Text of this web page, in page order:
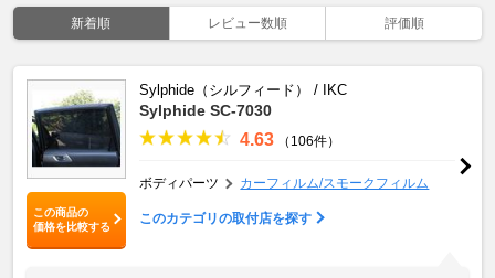
新着順 レビュー数順 評価順
この商品の
価格を比較する
Sylphide（シルフィード） / IKC
Sylphide SC-7030
4.63 （106件）
ボディパーツ カーフィルム/スモークフィルム
このカテゴリの取付店を探す